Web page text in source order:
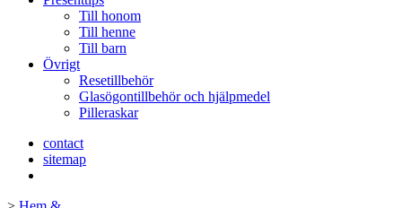
Till honom
Till henne
Till barn
Övrigt
Resetillbehör
Glasögontillbehör och hjälpmedel
Pilleraskar
contact
sitemap